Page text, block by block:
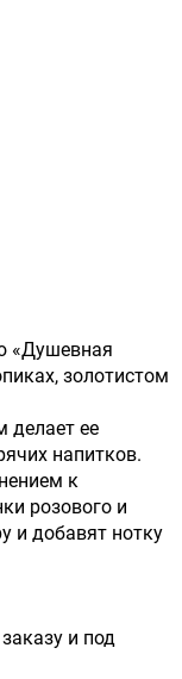
«Душевная
золотистом
делает ее
напитков.
к
розового и
и добавят нотку
и под